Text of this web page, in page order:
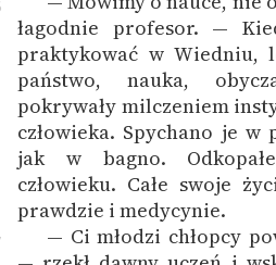
łagodnie profesor. —
praktykować w Wiedniu,
państwo, nauka,
pokrywały milczeniem
człowieka. Spychano je w
jak w bagno.
człowieku. Całe swoje
prawdzie i medycynie.
— Ci młodzi chłopcy